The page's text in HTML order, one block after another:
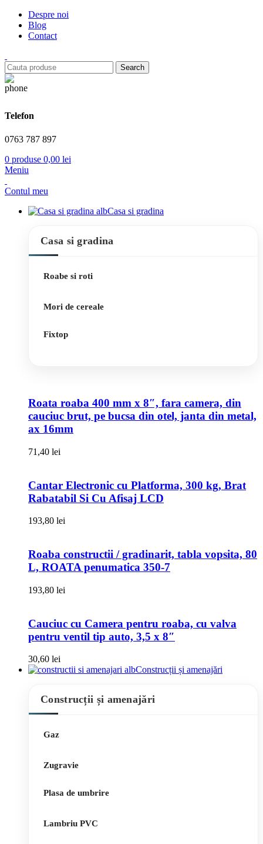
Despre noi
Blog
Contact
Search
Telefon
0763 787 897
0 produse 0,00 lei
Meniu
Contul meu
Casa si gradina
Casa si gradina
Roabe si roti
Mori de cereale
Fixtop
Roata roaba 400 mm x 8″, fara camera, din
cauciuc brut, pe bucsa din otel, janta din metal,
ax 16mm
71,40 lei
Cantar Electronic cu Platforma, 300 kg, Brat
Rabatabil Si Cu Afisaj LCD
193,80 lei
Roaba constructii / gradinarit, tabla vopsita, 80
L, ROATA penumatica 350-7
193,80 lei
Cauciuc cu Camera pentru roaba, cu valva
pentru ventil tip auto, 3,5 x 8″
30,60 lei
Construcții și amenajări
Construcții și amenajări
Gaz
Zugravie
Plasa de umbrire
Lambriu PVC